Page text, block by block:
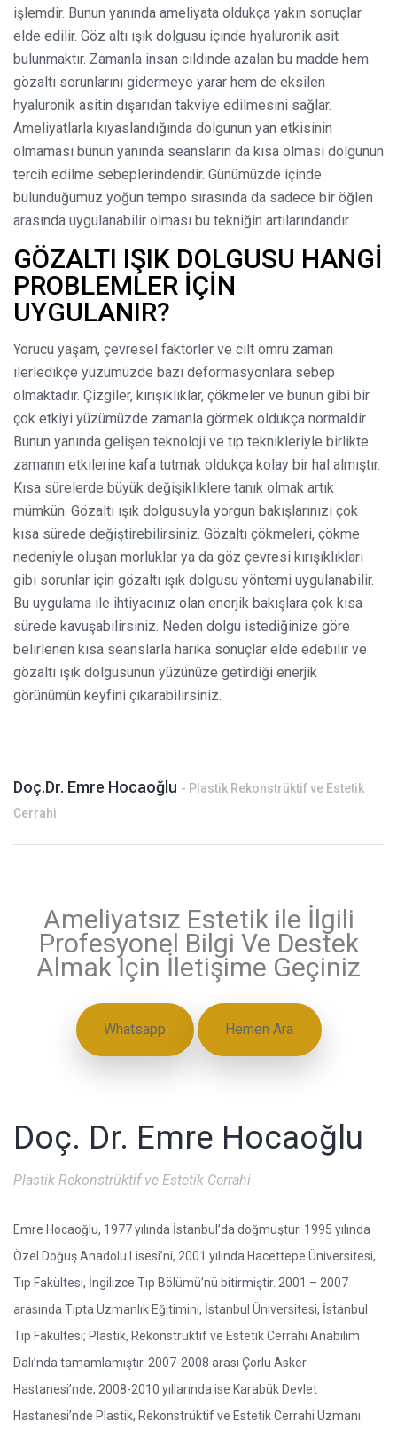
işlemdir. Bunun yanında ameliyata oldukça yakın sonuçlar
elde edilir. Göz altı ışık dolgusu içinde hyaluronik asit
bulunmaktır. Zamanla insan cildinde azalan bu madde hem
gözaltı sorunlarını gidermeye yarar hem de eksilen
hyaluronik asitin dışarıdan takviye edilmesini sağlar.
Ameliyatlarla kıyaslandığında dolgunun yan etkisinin
olmaması bunun yanında seansların da kısa olması dolgunun
tercih edilme sebeplerindendir. Günümüzde içinde
bulunduğumuz yoğun tempo sırasında da sadece bir öğlen
arasında uygulanabilir olması bu tekniğin artılarındandır.
GÖZALTI IŞIK DOLGUSU HANGİ
PROBLEMLER İÇİN
UYGULANIR?
Yorucu yaşam, çevresel faktörler ve cilt ömrü zaman
ilerledikçe yüzümüzde bazı deformasyonlara sebep
olmaktadır. Çizgiler, kırışıklıklar, çökmeler ve bunun gibi bir
çok etkiyi yüzümüzde zamanla görmek oldukça normaldir.
Bunun yanında gelişen teknoloji ve tıp teknikleriyle birlikte
zamanın etkilerine kafa tutmak oldukça kolay bir hal almıştır.
Kısa sürelerde büyük değişikliklere tanık olmak artık
mümkün. Gözaltı ışık dolgusuyla yorgun bakışlarınızı çok
kısa sürede değiştirebilirsiniz. Gözaltı çökmeleri, çökme
nedeniyle oluşan morluklar ya da göz çevresi kırışıklıkları
gibi sorunlar için gözaltı ışık dolgusu yöntemi uygulanabilir.
Bu uygulama ile ihtiyacınız olan enerjik bakışlara çok kısa
sürede kavuşabilirsiniz. Neden dolgu istediğinize göre
belirlenen kısa seanslarla harika sonuçlar elde edebilir ve
gözaltı ışık dolgusunun yüzünüze getirdiği enerjik
görünümün keyfini çıkarabilirsiniz.
Doç.Dr. Emre Hocaoğlu - Plastik Rekonstrüktif ve Estetik
Cerrahi
Ameliyatsız Estetik ile İlgili
Profesyonel Bilgi Ve Destek
Almak İçin İletişime Geçiniz
Whatsapp Hemen Ara
Doç. Dr. Emre Hocaoğlu
Plastik Rekonstrüktif ve Estetik Cerrahi
Emre Hocaoğlu, 1977 yılında İstanbul’da doğmuştur. 1995 yılında
Özel Doğuş Anadolu Lisesi’ni, 2001 yılında Hacettepe Üniversitesi,
Tıp Fakültesi, İngilizce Tıp Bölümü’nü bitirmiştir. 2001 – 2007
arasında Tıpta Uzmanlık Eğitimini, İstanbul Üniversitesi, İstanbul
Tıp Fakültesi; Plastik, Rekonstrüktif ve Estetik Cerrahi Anabilim
Dalı’nda tamamlamıştır. 2007-2008 arası Çorlu Asker
Hastanesi’nde, 2008-2010 yıllarında ise Karabük Devlet
Hastanesi’nde Plastik, Rekonstrüktif ve Estetik Cerrahi Uzmanı